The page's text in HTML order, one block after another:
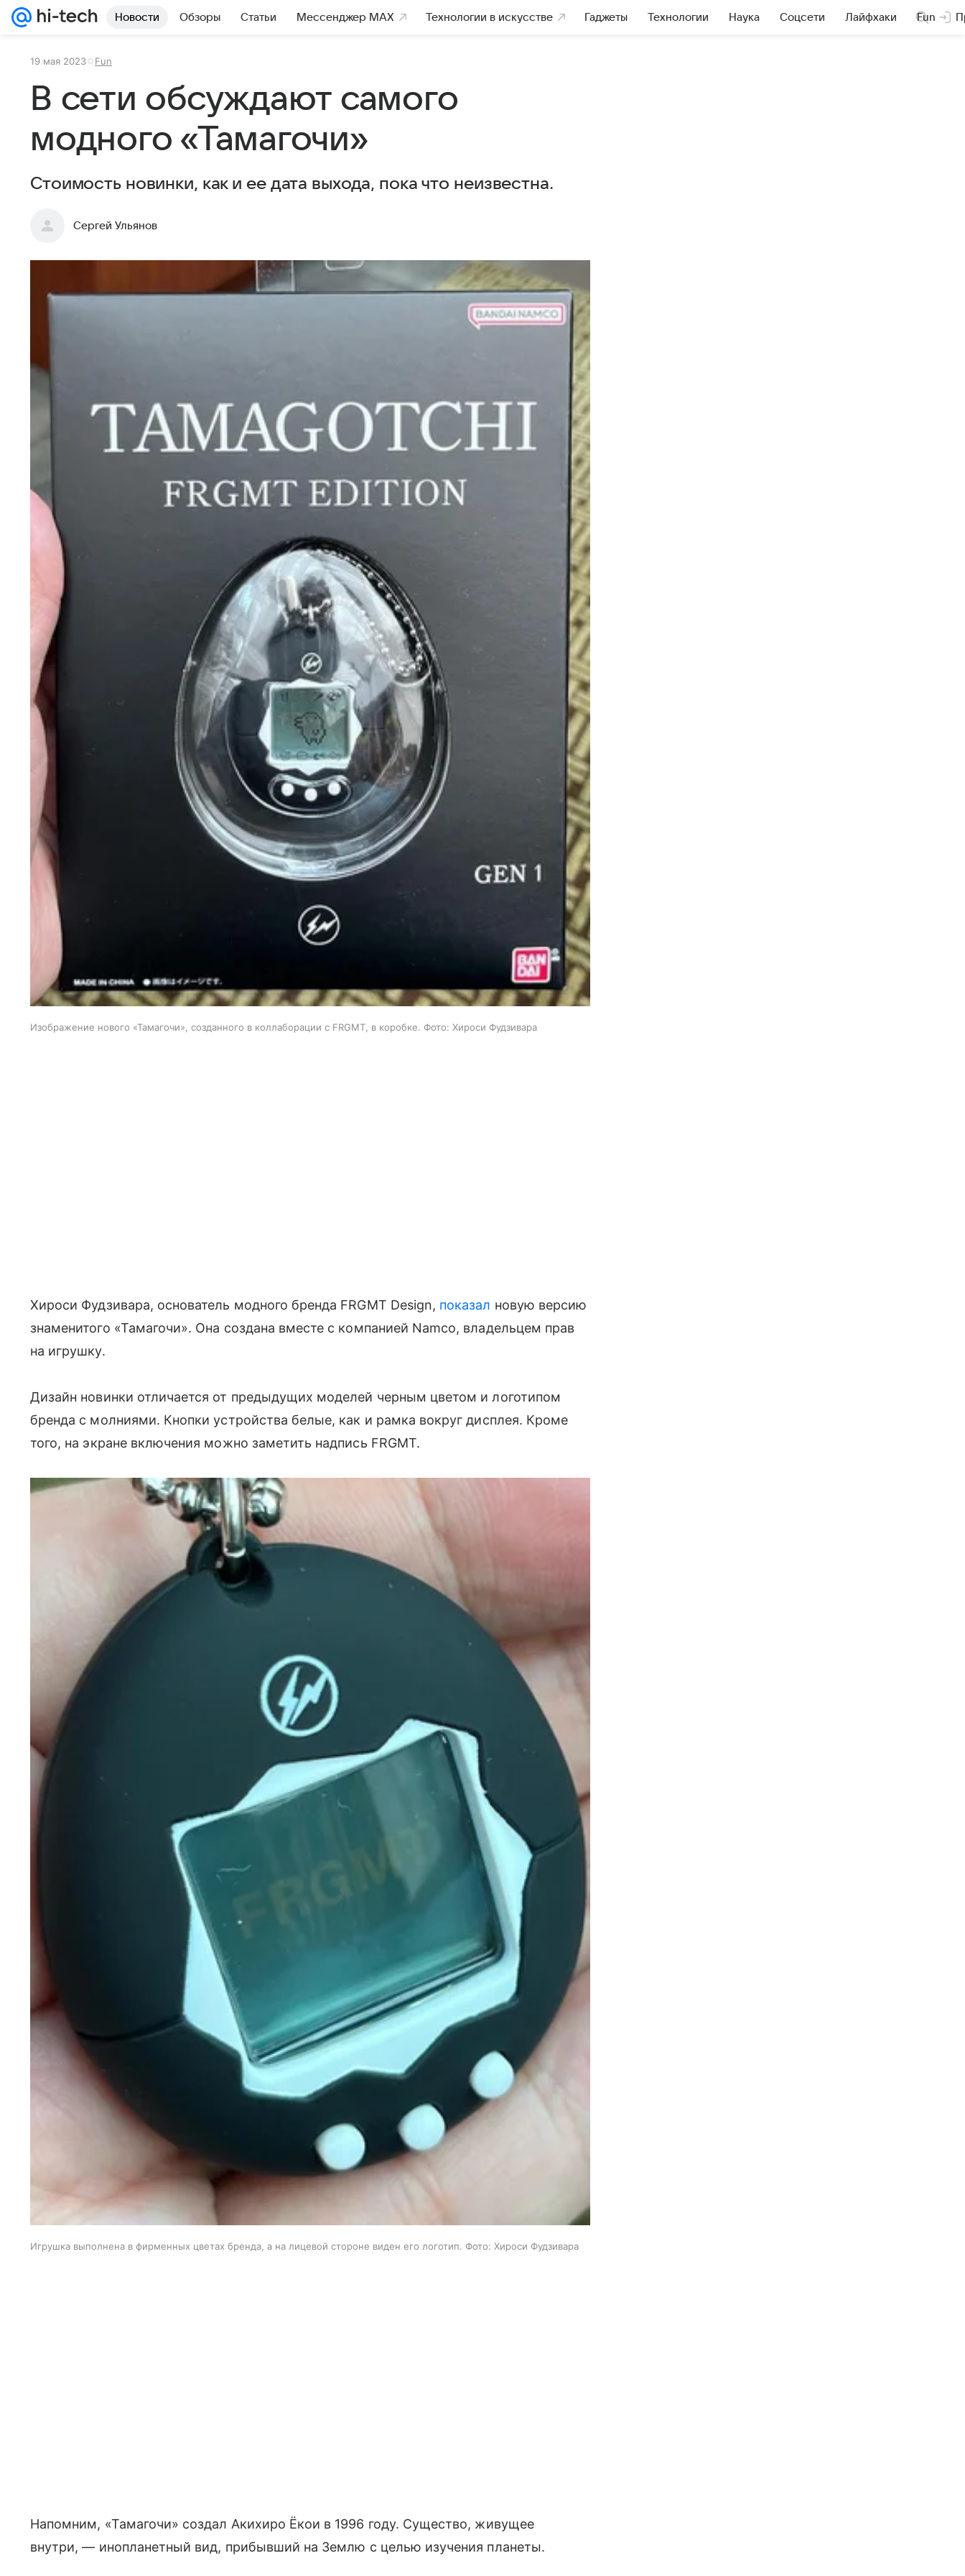
Новости Обзоры Статьи Мессенджер MAX Технологии в искусстве Гаджеты Технологии Наука Соцсети Лайфхаки Fun
19 мая 2023 Fun
В сети обсуждают самого
модного «Тамагочи»
Стоимость новинки, как и ее дата выхода, пока что неизвестна.
Сергей Ульянов
Изображение нового «Тамагочи», созданного в коллаборации с FRGMT, в коробке. Фото: Хироси Фудзивара
Хироси Фудзивара, основатель модного бренда FRGMT Design, показал новую версию
знаменитого «Тамагочи». Она создана вместе с компанией Namco, владельцем прав
на игрушку.
Дизайн новинки отличается от предыдущих моделей черным цветом и логотипом
бренда с молниями. Кнопки устройства белые, как и рамка вокруг дисплея. Кроме
того, на экране включения можно заметить надпись FRGMT.
Игрушка выполнена в фирменных цветах бренда, а на лицевой стороне виден его логотип. Фото: Хироси Фудзивара
Напомним, «Тамагочи» создал Акихиро Ёкои в 1996 году. Существо, живущее
внутри, — инопланетный вид, прибывший на Землю с целью изучения планеты.